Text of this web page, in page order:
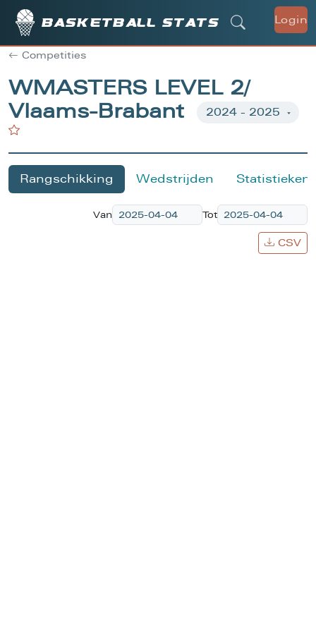
Basketball stats Login
Competities
WMASTERS LEVEL 2/
Vlaams-Brabant
Rangschikking Wedstrijden Statistieken
Van Tot
CSV